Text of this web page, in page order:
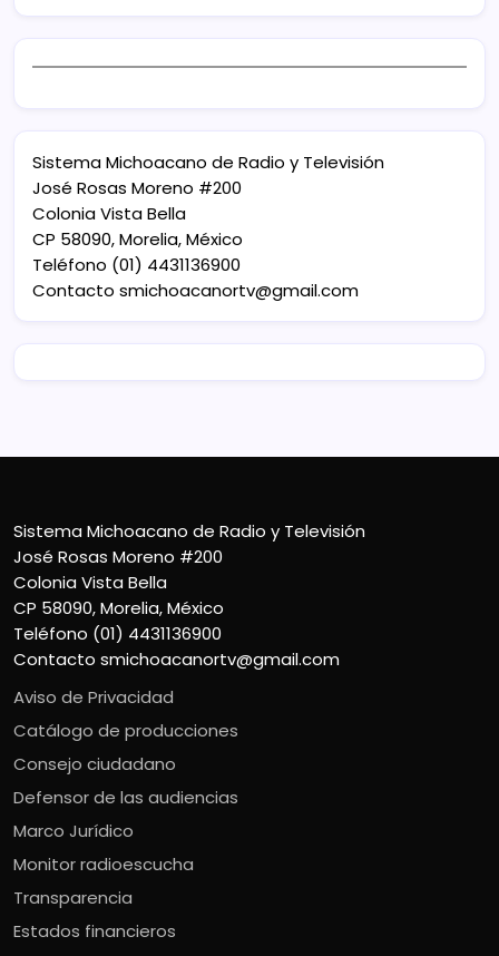
Sistema Michoacano de Radio y Televisión
José Rosas Moreno #200
Colonia Vista Bella
CP 58090, Morelia, México
Teléfono (01) 4431136900
Contacto smichoacanortv@gmail.com
Sistema Michoacano de Radio y Televisión
José Rosas Moreno #200
Colonia Vista Bella
CP 58090, Morelia, México
Teléfono (01) 4431136900
Contacto smichoacanortv@gmail.com
Aviso de Privacidad
Catálogo de producciones
Consejo ciudadano
Defensor de las audiencias
Marco Jurídico
Monitor radioescucha
Transparencia
Estados financieros